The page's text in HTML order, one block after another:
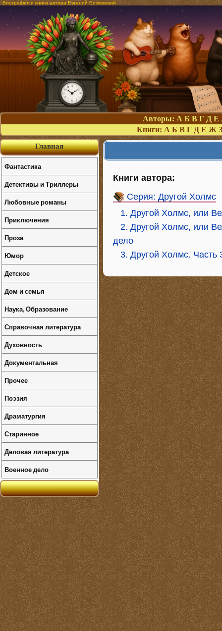
Биография и книги автора Евгений Бочковский
Авторы: А Б В Г Д Е
Книги: А Б В Г Д Е Ж З
Книги автора:
Серия: Другой Холмс
1. Другой Холмс, или
2. Другой Холмс, или
дело
3. Другой Холмс. Часть
Главная
Фантастика
Детективы и Триллеры
Любовные романы
Приключения
Проза
Юмор
Детское
Дом и семья
Наука, Образование
Справочная литература
Духовность
Документальная
Прочее
Поэзия
Драматургия
Старинное
Деловая литература
Военное дело